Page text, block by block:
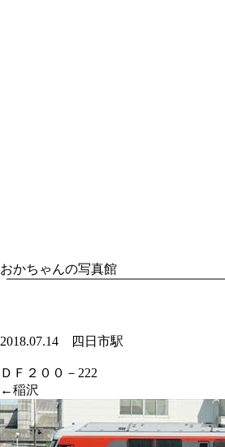
おかちゃんの写真館
2018.07.14 四日市駅
ＤＦ２００－222
←稲沢